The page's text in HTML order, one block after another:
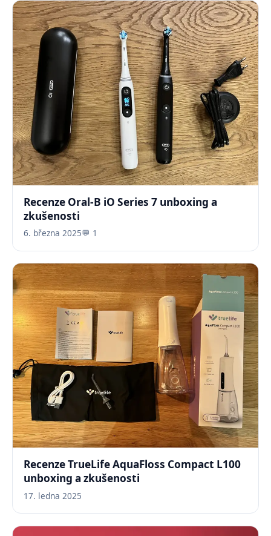
Recenze Oral-B iO Series 7 unboxing a
zkušenosti
6. března 2025💬 1
Recenze TrueLife AquaFloss Compact L100
unboxing a zkušenosti
17. ledna 2025